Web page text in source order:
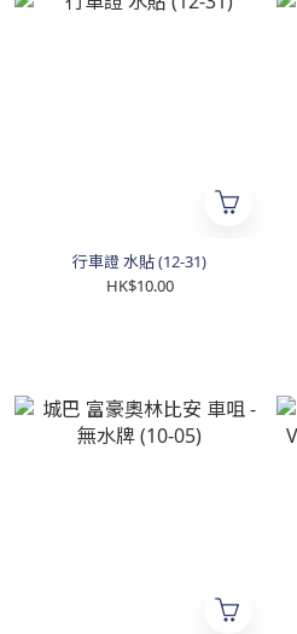
行車證 水貼 (12-31)
HK$10.00